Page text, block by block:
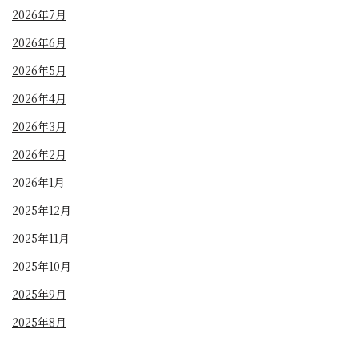
2026年7月
2026年6月
2026年5月
2026年4月
2026年3月
2026年2月
2026年1月
2025年12月
2025年11月
2025年10月
2025年9月
2025年8月